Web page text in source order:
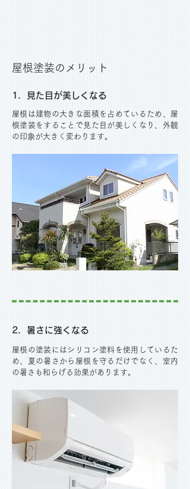
屋根塗装のメリット
1．見た目が美しくなる
屋根は建物の大きな面積を占めているため、屋
根塗装をすることで見た目が美しくなり、外観
の印象が大きく変わります。
2．暑さに強くなる
屋根の塗装にはシリコン塗料を使用しているた
め、夏の暑さから屋根を守るだけでなく、室内
の暑さも和らげる効果があります。